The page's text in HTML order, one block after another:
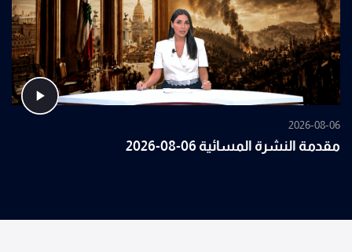
2026-08-06
مقدمة النشرة المسائية 06-08-2026